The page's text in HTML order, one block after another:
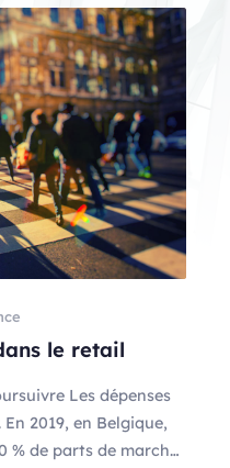
le retail
Les dépenses
2019, en Belgique,
% de parts de marché,